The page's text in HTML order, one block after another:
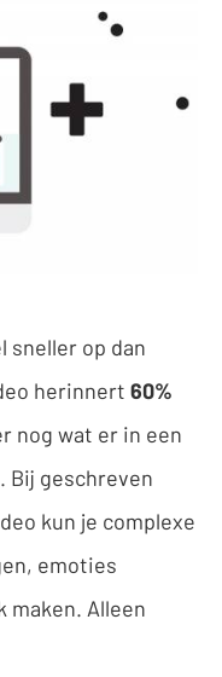
sneller op dan
herinnert 60%
nog wat er in een
Bij geschreven
kun je complexe
emoties
maken. Alleen